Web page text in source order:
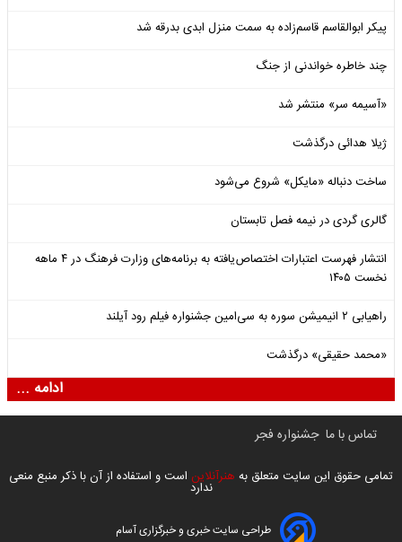
پیکر ابوالقاسم قاسم‌زاده به سمت منزل ابدی بدرقه شد
چند خاطره خواندنی از جنگ
«آسیمه سر» منتشر شد
ژیلا هدائی درگذشت
ساخت دنباله «مایکل» شروع می‌شود
گالری گردی در نیمه فصل تابستان
انتشار فهرست اعتبارات اختصاص‌یافته به برنامه‌های وزارت فرهنگ در ۴ ماهه
نخست ۱۴۰۵
راهیابی ۲ انیمیشن سوره به سی‌امین جشنواره فیلم رود آیلند
«محمد حقیقی» درگذشت
ادامه ...
تماس با ما جشنواره فجر
تمامی حقوق این سایت متعلق به هنرآنلاین است و استفاده از آن با ذکر منبع منعی
ندارد
طراحی سایت خبری و خبرگزاری آسام